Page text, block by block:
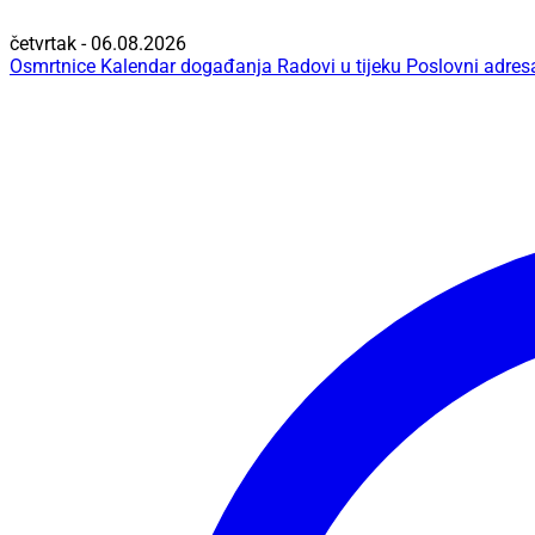
četvrtak - 06.08.2026
Osmrtnice Kalendar događanja Radovi u tijeku Poslovni